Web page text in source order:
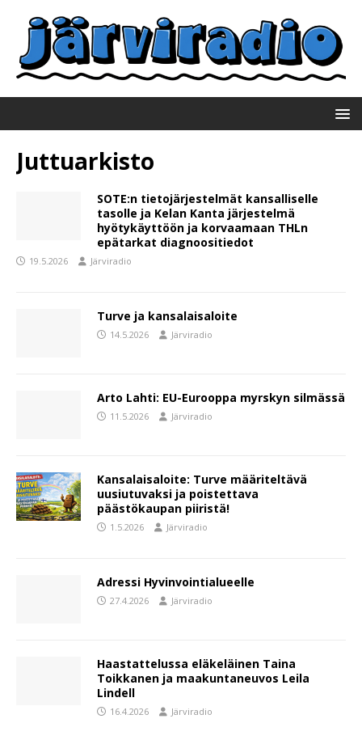
Juttuarkisto
SOTE:n tietojärjestelmät kansalliselle
tasolle ja Kelan Kanta järjestelmä
hyötykäyttöön ja korvaamaan THLn
epätarkat diagnoositiedot
19.5.2026 Järviradio
Turve ja kansalaisaloite
14.5.2026 Järviradio
Arto Lahti: EU-Eurooppa myrskyn silmässä
11.5.2026 Järviradio
Kansalaisaloite: Turve määriteltävä
uusiutuvaksi ja poistettava
päästökaupan piiristä!
1.5.2026 Järviradio
Adressi Hyvinvointialueelle
27.4.2026 Järviradio
Haastattelussa eläkeläinen Taina
Toikkanen ja maakuntaneuvos Leila
Lindell
16.4.2026 Järviradio